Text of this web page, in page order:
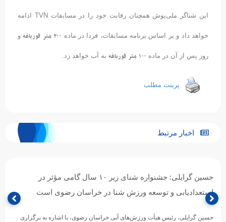
این شناگر ملی‌پوش همچنان رقابت خود را در مسابقات TVN ادامه
خواهد داد و بر اساس برنامه مسابقات، فردا در ماده ۲۰۰ متر قورباغهو
روز پس از آن در ماده ۱۰۰ متر قورباغهبه آب خواهد زد.
پرینت مطلب
اخبار مرتبط
حسین گرایلی: جشنواره شنای زیر ۱۰ سال گامی مؤثر در
استعدادیابی و توسعه ورزش شنا در خراسان رضوی است
حسین گرایلی، رئیس هیأت ورزش‌های آبی خراسان رضوی، با اشاره به برگزاری